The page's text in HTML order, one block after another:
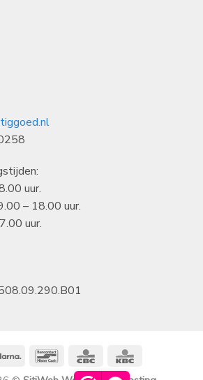
uur.
– 18.00 uur.
uur.
Klarna BancontactCBC